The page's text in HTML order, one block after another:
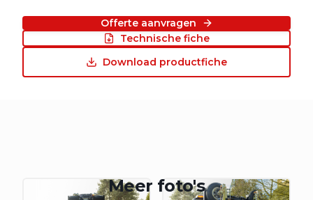
Offerte aanvragen
Technische fiche
Download productfiche